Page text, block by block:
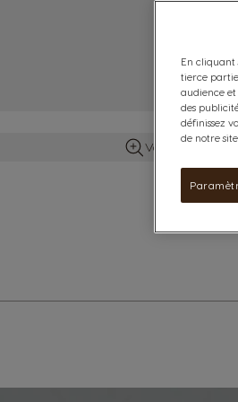
Voir plus
En cliquant
tierce
audience et
des
définissez
de notre